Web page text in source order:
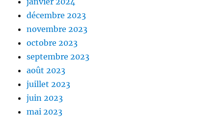
décembre 2023
novembre 2023
octobre 2023
septembre 2023
août 2023
juillet 2023
juin 2023
mai 2023